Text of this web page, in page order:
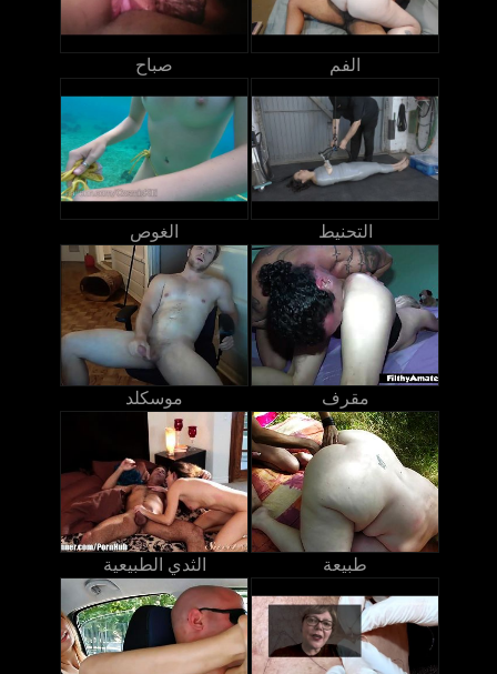
صباح الفم
الغوص التحنيط
موسكلد مقرف
الثدي الطبيعية طبيعة